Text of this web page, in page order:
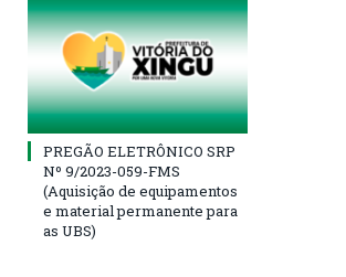
PREGÃO ELETRÔNICO SRP
Nº 9/2023-059-FMS
(Aquisição de equipamentos
e material permanente para
as UBS)